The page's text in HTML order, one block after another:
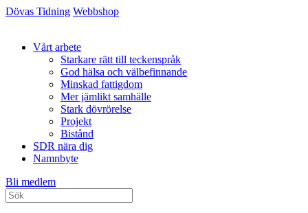
Dövas Tidning Webbshop
Vårt arbete
Starkare rätt till teckenspråk
God hälsa och välbefinnande
Minskad fattigdom
Mer jämlikt samhälle
Stark dövrörelse
Projekt
Bistånd
SDR nära dig
Namnbyte
Bli medlem